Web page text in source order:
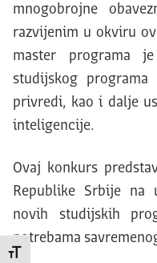
Promeni veličinu slova
mnogobrojne
razvijenim u okviru
master programa
studijskog
privredi, kao i dalje
inteligencije.
Ovaj konkurs
Republike Srbije na
novih studijskih
potrebama